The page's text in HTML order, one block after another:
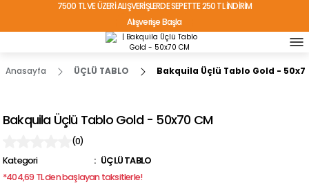
7500 TL VE ÜZERİ ALIŞVERİŞLERDE SEPETTE 250 TL İNDİRİM
Alışverişe Başla
TÜRKİYE'NİN HER YERİNE ÜCRETSİZ KARGO!
Anasayfa ÜÇLÜ TABLO Bakquila Üçlü Tablo Gold -
Bakquila Üçlü Tablo Gold - 50x70 CM
(0)
Kategori
ÜÇLÜ TABLO
*404,69 TL den başlayan taksitlerle!